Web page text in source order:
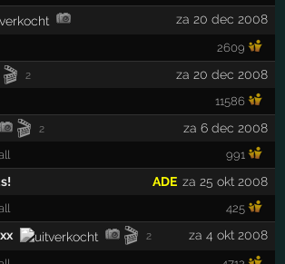
za 20 dec 2008
2609
🎬 2 za 20 dec 2008
11586
🎬 2 za 6 dec 2008
991
za 25 okt 2008
ADE
425
🎬 2 za 4 okt 2008